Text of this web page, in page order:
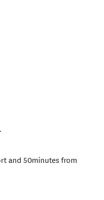
.
and 50minutes from